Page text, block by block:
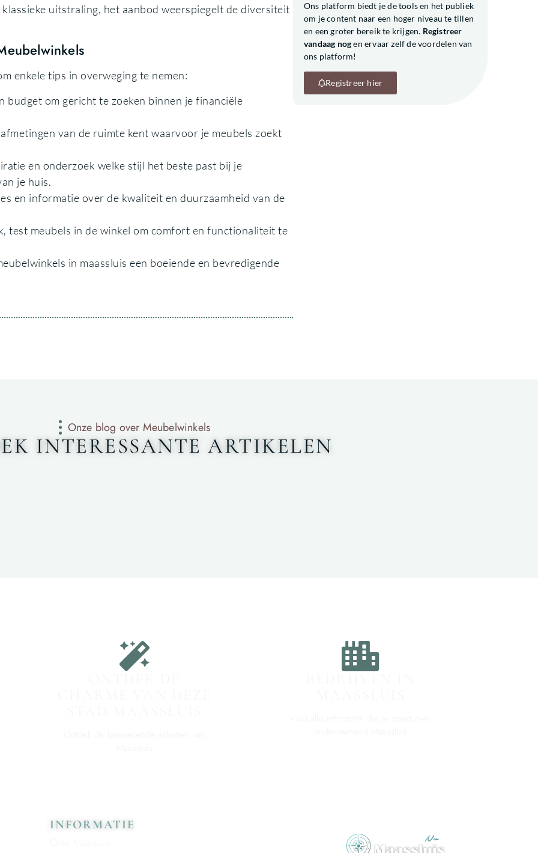
uitstraling, het aanbod weerspiegelt de diversiteit
enkele tips in overweging te nemen:
budget om gericht te zoeken binnen je financiële
van de ruimte kent waarvoor je meubels zoekt
en onderzoek welke stijl het beste past bij je
je huis.
en informatie over de kwaliteit en duurzaamheid van de
test meubels in de winkel om comfort en functionaliteit te
in maassluis een boeiende en bevredigende
Ons platform biedt je de tools en het publiek
om je content naar een hoger niveau te tillen
en een groter bereik te krijgen. Registreer
vandaag nogen ervaar zelf de voordelen van
ons platform!
Registreer hier
Onze blog over Meubelwinkels
INTERESSANTE ARTIKELEN
INFORMATIE